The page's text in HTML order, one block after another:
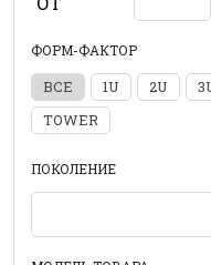
ФОРМ-ФАКТОР
ВСЕ 1U 2U
TOWER
ПОКОЛЕНИЕ